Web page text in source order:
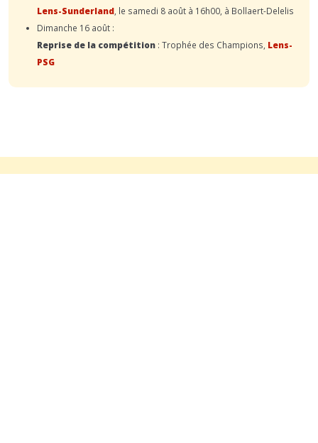
Lens-Sunderland , le samedi 8 août à 16h00, à Bollaert-Delelis
Dimanche 16 août :
Reprise de la compétition : Trophée des Champions, Lens-
PSG